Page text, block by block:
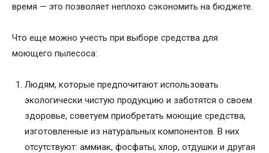
время — это позволяет неплохо сэкономить на бюджете.
Что еще можно учесть при выборе средства для
моющего пылесоса:
Людям, которые предпочитают использовать
экологически чистую продукцию и заботятся о своем
здоровье, советуем приобретать моющие средства,
изготовленные из натуральных компонентов. В них
отсутствуют: аммиак, фосфаты, хлор, отдушки и другая